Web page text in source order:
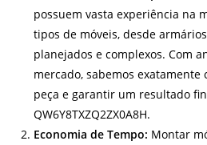
possuem vasta experiência na
tipos de móveis, desde
planejados e complexos. Com
mercado, sabemos exatamente
peça e garantir um resultado
QW6Y8TXZQ2ZX0A8H.
Economia de Tempo: Montar